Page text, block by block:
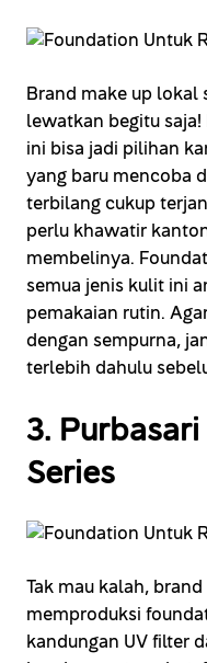
Brand make up lokal
lewatkan begitu
ini bisa jadi pilihan
yang baru mencoba
terbilang cukup
perlu khawatir
membelinya.
semua jenis kulit ini
pemakaian rutin.
dengan sempurna,
terlebih dahulu
3.
Series
Tak mau kalah,
memproduksi
kandungan UV filter